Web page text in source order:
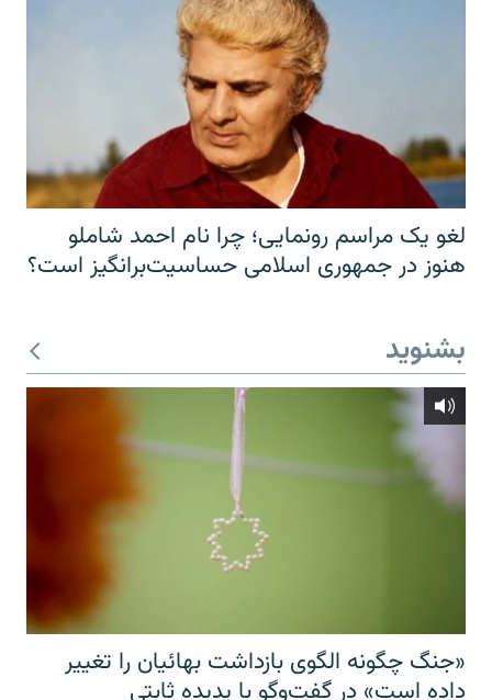
لغو یک مراسم رونمایی؛ چرا نام احمد شاملو
هنوز در جمهوری اسلامی حساسیت‌برانگیز است؟
بشنوید
«جنگ چگونه الگوی بازداشت بهائیان را تغییر
داده است» در گفت‌وگو با پدیده ثابتی